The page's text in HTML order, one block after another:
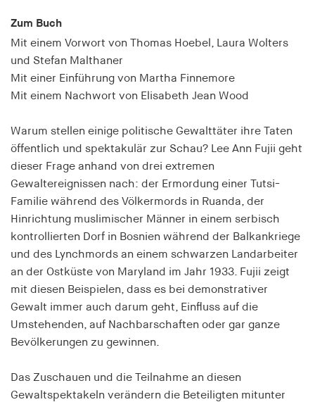
Zum Buch
Mit einem Vorwort von Thomas Hoebel, Laura Wolters
und Stefan Malthaner
Mit einer Einführung von Martha Finnemore
Mit einem Nachwort von Elisabeth Jean Wood
Warum stellen einige politische Gewalttäter ihre Taten
öffentlich und spektakulär zur Schau? Lee Ann Fujii geht
dieser Frage anhand von drei extremen
Gewaltereignissen nach: der Ermordung einer Tutsi-
Familie während des Völkermords in Ruanda, der
Hinrichtung muslimischer Männer in einem serbisch
kontrollierten Dorf in Bosnien während der Balkankriege
und des Lynchmords an einem schwarzen Landarbeiter
an der Ostküste von Maryland im Jahr 1933. Fujii zeigt
mit diesen Beispielen, dass es bei demonstrativer
Gewalt immer auch darum geht, Einfluss auf die
Umstehenden, auf Nachbarschaften oder gar ganze
Bevölkerungen zu gewinnen.
Das Zuschauen und die Teilnahme an diesen
Gewaltspektakeln verändern die Beteiligten mitunter
Zweck:
für Cookies auf der aktuellen Domäne.
Cookie Laufzeit:
fe_typo_user
fe_typo_user
Anbieter:
hamburger-edition.de
Cookie Laufzeit:
Sitzung
fonts_loaded
Name:
fonts_loaded
hamburger-edition.de